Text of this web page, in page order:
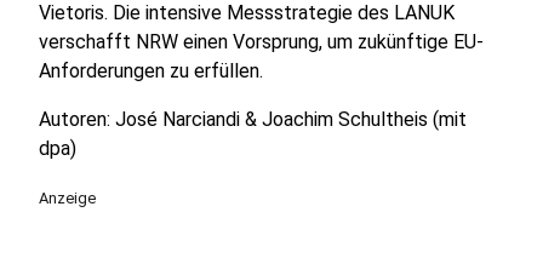
Vietoris. Die intensive Messstrategie des LANUK
verschafft NRW einen Vorsprung, um zukünftige EU-
Anforderungen zu erfüllen.
Autoren: José Narciandi & Joachim Schultheis (mit
dpa)
Anzeige